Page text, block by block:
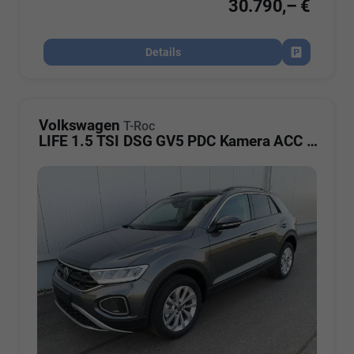
30.790,– €
Details
Fahrzeug
Volkswagen T-Roc
LIFE 1.5 TSI DSG GV5 PDC Kamera ACC LED